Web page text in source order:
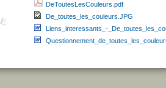
DeToutesLesCouleurs.pdf
De_toutes_les_couleurs.JPG
Liens_interessants_-